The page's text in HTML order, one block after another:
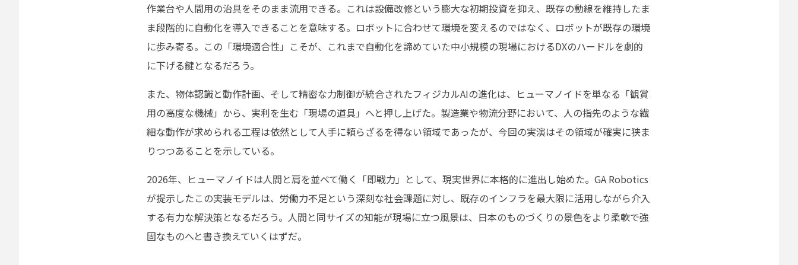
作業台や人間用の治具をそのまま流用できる。これは設備改修という膨大な初期投資を抑え、既存の動線を維持したま
ま段階的に自動化を導入できることを意味する。ロボットに合わせて環境を変えるのではなく、ロボットが既存の環境
に歩み寄る。この「環境適合性」こそが、これまで自動化を諦めていた中小規模の現場におけるDXのハードルを劇的
に下げる鍵となるだろう。
また、物体認識と動作計画、そして精密な力制御が統合されたフィジカルAIの進化は、ヒューマノイドを単なる「観賞
用の高度な機械」から、実利を生む「現場の道具」へと押し上げた。製造業や物流分野において、人の指先のような繊
細な動作が求められる工程は依然として人手に頼らざるを得ない領域であったが、今回の実演はその領域が確実に狭ま
りつつあることを示している。
2026年、ヒューマノイドは人間と肩を並べて働く「即戦力」として、現実世界に本格的に進出し始めた。GA Robotics
が提示したこの実装モデルは、労働力不足という深刻な社会課題に対し、既存のインフラを最大限に活用しながら介入
する有力な解決策となるだろう。人間と同サイズの知能が現場に立つ風景は、日本のものづくりの景色をより柔軟で強
固なものへと書き換えていくはずだ。